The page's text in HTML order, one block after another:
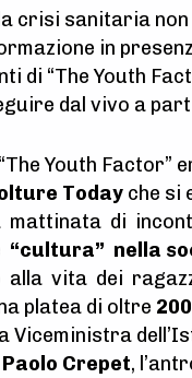
crisi sanitaria
in
di “The Youth
dal vivo a
Youth Factor”
Todayche si
mattinata di
“cultura” nella
alla vita dei
platea di oltre
Viceministra
Paolo Crepet,